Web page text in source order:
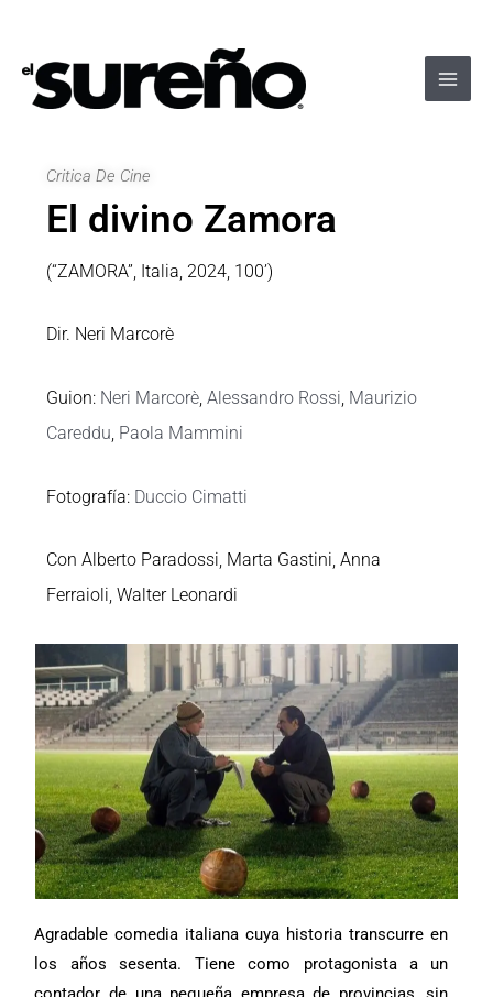
contenido
Critica De Cine
El divino Zamora
(“ZAMORA”, Italia, 2024, 100’)
Dir. Neri Marcorè
Guion: Neri Marcorè,Alessandro Rossi, Maurizio
Careddu, Paola Mammini
Fotografía: Duccio Cimatti
Con Alberto Paradossi, Marta Gastini, Anna
Ferraioli, Walter Leonardi
Agradable comedia italiana cuya historia transcurre en
los años sesenta. Tiene como protagonista a un
entradas